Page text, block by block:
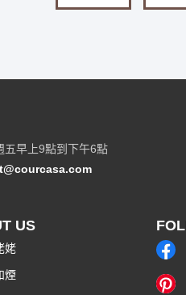
五早上9點到下午6點
US
姥
煙